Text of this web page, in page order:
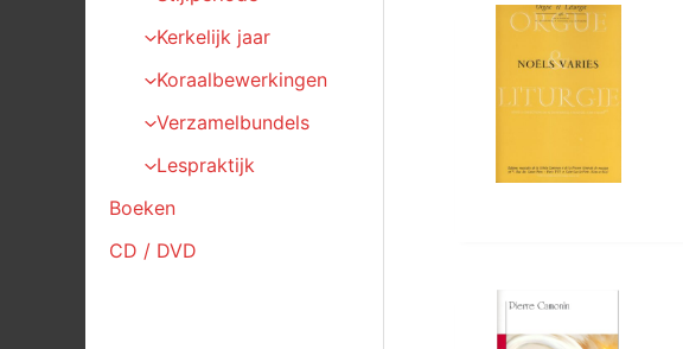
Kerkelijk jaar
Koraalbewerkingen
Verzamelbundels
Lespraktijk
Boeken
CD / DVD